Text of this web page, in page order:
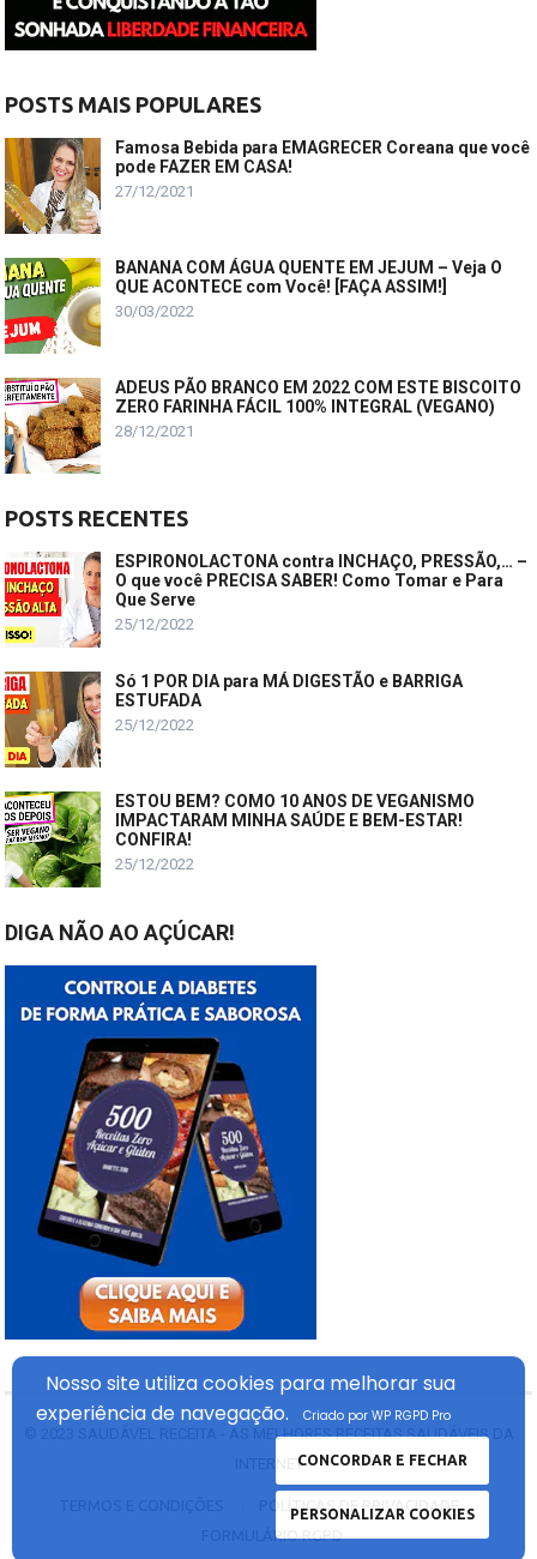
POSTS MAIS POPULARES
Famosa Bebida para EMAGRECER Coreana que você
pode FAZER EM CASA!
27/12/2021
BANANA COM ÁGUA QUENTE EM JEJUM – Veja O
QUE ACONTECE com Você! [FAÇA ASSIM!]
30/03/2022
ADEUS PÃO BRANCO EM 2022 COM ESTE BISCOITO
ZERO FARINHA FÁCIL 100% INTEGRAL (VEGANO)
28/12/2021
POSTS RECENTES
ESPIRONOLACTONA contra INCHAÇO, PRESSÃO,… –
O que você PRECISA SABER! Como Tomar e Para
Que Serve
25/12/2022
Só 1 POR DIA para MÁ DIGESTÃO e BARRIGA
ESTUFADA
25/12/2022
ESTOU BEM? COMO 10 ANOS DE VEGANISMO
IMPACTARAM MINHA SAÚDE E BEM-ESTAR!
CONFIRA!
25/12/2022
DIGA NÃO AO AÇÚCAR!
SAUDÁVEL RECEITA - AS MELHORES RECEITAS SAUDÁVEIS DA
INTERNET
FORMULÁRIO RGPD
Nosso site utiliza cookies para melhorar sua
experiênciade navegação.
CONCORDAR E FECHAR
PERSONALIZAR COOKIES
Criado por WP RGPD Pro